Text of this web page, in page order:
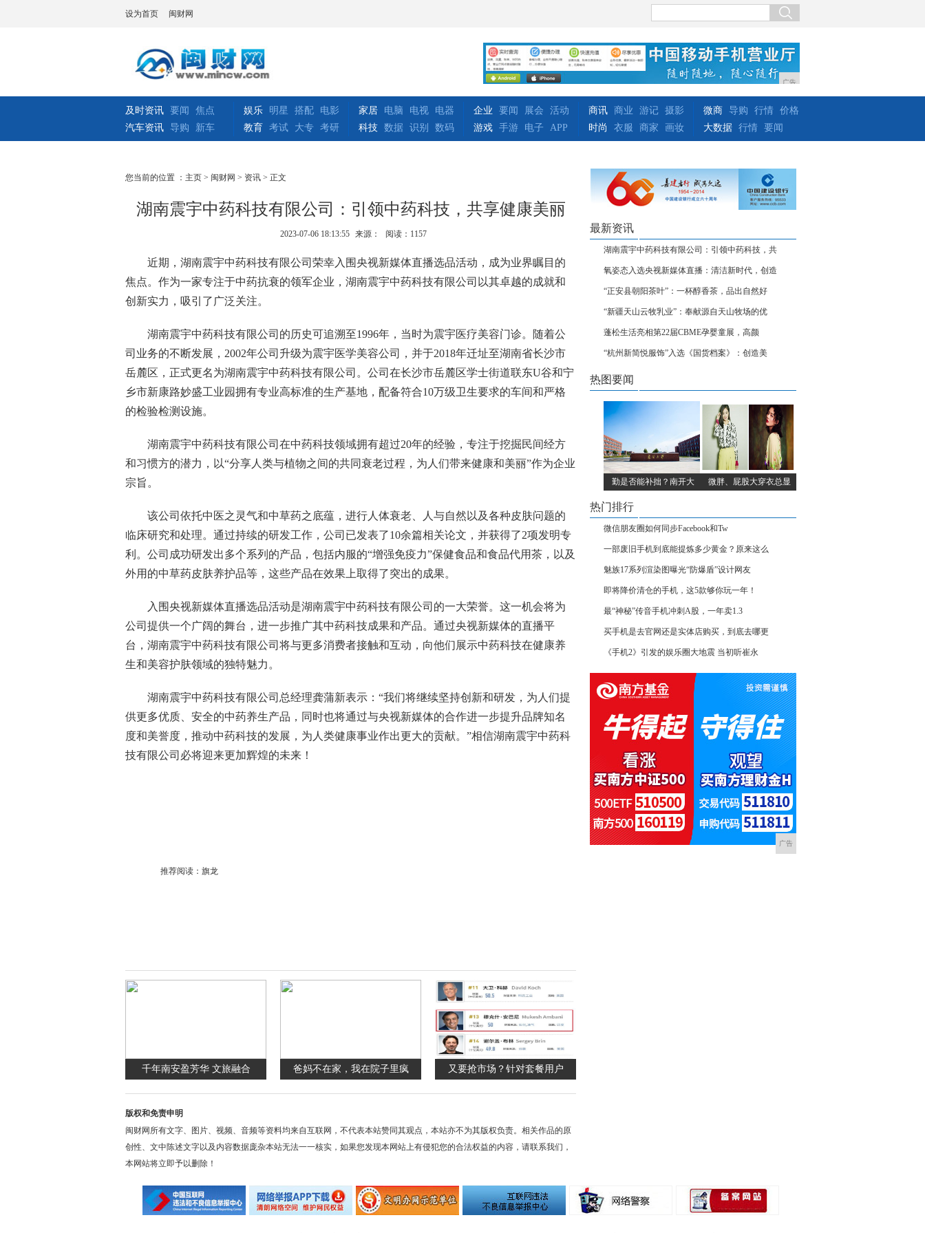
设为首页 闽财网
广告
及时资讯 要闻
焦点
汽车资讯 导购 新车
娱乐 明星 搭配
电影
教育
考试 大专 考研
家居 电脑 电视
电器
科技 数据 识别 数码
企业 要闻 展会
活动
游戏 手游 电子 APP
商讯 商业 游记 摄影
时尚
衣服 商家 画妆
微商 导购 行情 价格
大数据 行情 要闻
您当前的位置 ： 主页 > 闽财网 > 资讯 > 正文
湖南震宇中药科技有限公司：引领中药科技，共享健康美丽
2023-07-06 18:13:55 来源： 阅读：1157
近期，湖南震宇中药科技有限公司荣幸入围央视新媒体直播选品活动，成为业界瞩目的
焦点。作为一家专注于中药抗衰的领军企业，湖南震宇中药科技有限公司以其卓越的成就和
创新实力，吸引了广泛关注。
湖南震宇中药科技有限公司的历史可追溯至1996年，当时为震宇医疗美容门诊。随着公
司业务的不断发展，2002年公司升级为震宇医学美容公司，并于2018年迁址至湖南省长沙市
岳麓区，正式更名为湖南震宇中药科技有限公司。公司在长沙市岳麓区学士街道联东U谷和宁
乡市新康路妙盛工业园拥有专业高标准的生产基地，配备符合10万级卫生要求的车间和严格
的检验检测设施。
湖南震宇中药科技有限公司在中药科技领域拥有超过20年的经验，专注于挖掘民间经方
和习惯方的潜力，以“分享人类与植物之间的共同衰老过程，为人们带来健康和美丽”作为企业
宗旨。
该公司依托中医之灵气和中草药之底蕴，进行人体衰老、人与自然以及各种皮肤问题的
临床研究和处理。通过持续的研发工作，公司已发表了10余篇相关论文，并获得了2项发明专
利。公司成功研发出多个系列的产品，包括内服的“增强免疫力”保健食品和食品代用茶，以及
外用的中草药皮肤养护品等，这些产品在效果上取得了突出的成果。
入围央视新媒体直播选品活动是湖南震宇中药科技有限公司的一大荣誉。这一机会将为
公司提供一个广阔的舞台，进一步推广其中药科技成果和产品。通过央视新媒体的直播平
台，湖南震宇中药科技有限公司将与更多消费者接触和互动，向他们展示中药科技在健康养
生和美容护肤领域的独特魅力。
湖南震宇中药科技有限公司总经理龚蒲新表示：“我们将继续坚持创新和研发，为人们提
供更多优质、安全的中药养生产品，同时也将通过与央视新媒体的合作进一步提升品牌知名
度和美誉度，推动中药科技的发展，为人类健康事业作出更大的贡献。”相信湖南震宇中药科
技有限公司必将迎来更加辉煌的未来！
推荐阅读： 旗龙
千年南安盈芳华 文旅融合 爸妈不在家，我在院子里疯 又要抢市场？针对套餐用户
版权和免责申明
闽财网所有文字、图片、视频、音频等资料均来自互联网，不代表本站赞同其观点，本站亦不为其版权负责。相关作品的原
创性、文中陈述文字以及内容数据庞杂本站无法一一核实，如果您发现本网站上有侵犯您的合法权益的内容，请联系我们，
本网站将立即予以删除！
最新资讯
湖南震宇中药科技有限公司：引领中药科技，共
氧姿态入选央视新媒体直播：清洁新时代，创造
“正安县朝阳茶叶”：一杯醇香茶，品出自然好
“新疆天山云牧乳业”：奉献源自天山牧场的优
蓬松生活亮相第22届CBME孕婴童展，高颜
“杭州新简悦服饰”入选《国货档案》：创造美
热图要闻
勤是否能补拙？南开大 微胖、屁股大穿衣总显
热门排行
微信朋友圈如何同步Facebook和Tw
一部废旧手机到底能提炼多少黄金？原来这么
魅族17系列渲染图曝光“防爆盾”设计网友
即将降价清仓的手机，这5款够你玩一年！
最“神秘”传音手机冲刺A股，一年卖1.3
买手机是去官网还是实体店购买，到底去哪更
《手机2》引发的娱乐圈大地震 当初听崔永
广告